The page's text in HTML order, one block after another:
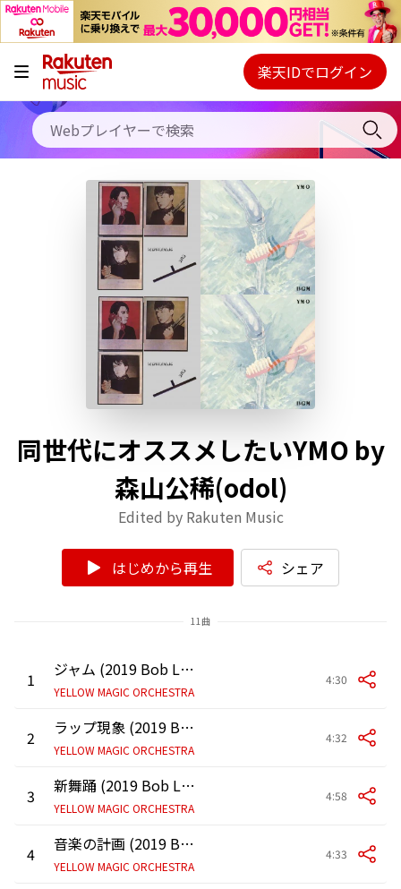
キャンペーン
料金プラン
使い方
初回30日間無料お試し
Webプレイヤー
ご契約内容の確認・変更
楽天IDでログイン
同世代にオススメしたいYMO by
森山公稀(odol)
Edited by Rakuten Music
はじめから再生 シェア
11曲
1 ジャム (2019 Bob Ludwig Remastering)
YELLOW MAGIC ORCHESTRA
4:30
2 ラップ現象 (2019 Bob Ludwig Remastering)
YELLOW MAGIC ORCHESTRA
4:32
3 新舞踊 (2019 Bob Ludwig Remastering)
YELLOW MAGIC ORCHESTRA
4:58
4 音楽の計画 (2019 Bob Ludwig Remastering)
YELLOW MAGIC ORCHESTRA
4:33